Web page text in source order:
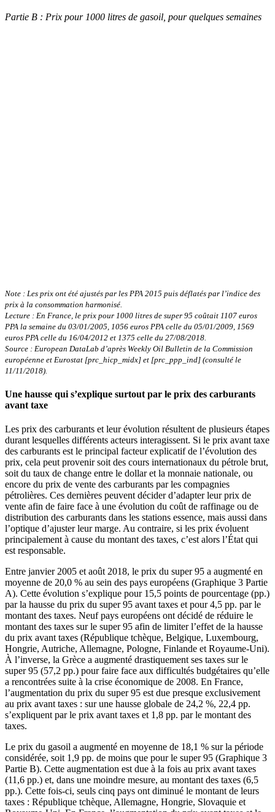
Partie B : Prix pour 1000 litres de gasoil, pour quelques semaines
Note : Les prix ont été ajustés par les PPA 2015 puis déflatés par l’indice des
prix à la consommation harmonisé.
Lecture : En France, le prix pour 1000 litres de super 95 coûtait 1107 euros
PPA la semaine du 03/01/2005, 1056 euros PPA celle du 05/01/2009, 1569
euros PPA celle du 16/04/2012 et 1375 celle du 27/08/2018.
Source : European DataLab d’après Weekly Oil Bulletin de la Commission
européenne et Eurostat [prc_hicp_midx] et [prc_ppp_ind] (consulté le
11/11/2018).
Une hausse qui s’explique surtout par le prix des carburants
avant taxe
Les prix des carburants et leur évolution résultent de plusieurs étapes
durant lesquelles différents acteurs interagissent. Si le prix avant taxe
des carburants est le principal facteur explicatif de l’évolution des
prix, cela peut provenir soit des cours internationaux du pétrole brut,
soit du taux de change entre le dollar et la monnaie nationale, ou
encore du prix de vente des carburants par les compagnies
pétrolières. Ces dernières peuvent décider d’adapter leur prix de
vente afin de faire face à une évolution du coût de raffinage ou de
distribution des carburants dans les stations essence, mais aussi dans
l’optique d’ajuster leur marge. Au contraire, si les prix évoluent
principalement à cause du montant des taxes, c’est alors l’État qui
est responsable.
Entre janvier 2005 et août 2018, le prix du super 95 a augmenté en
moyenne de 20,0 % au sein des pays européens (Graphique 3 Partie
A). Cette évolution s’explique pour 15,5 points de pourcentage (pp.)
par la hausse du prix du super 95 avant taxes et pour 4,5 pp. par le
montant des taxes. Neuf pays européens ont décidé de réduire le
montant des taxes sur le super 95 afin de limiter l’effet de la hausse
du prix avant taxes (République tchèque, Belgique, Luxembourg,
Hongrie, Autriche, Allemagne, Pologne, Finlande et Royaume-Uni).
À l’inverse, la Grèce a augmenté drastiquement ses taxes sur le
super 95 (57,2 pp.) pour faire face aux difficultés budgétaires qu’elle
a rencontrées suite à la crise économique de 2008. En France,
l’augmentation du prix du super 95 est due presque exclusivement
au prix avant taxes : sur une hausse globale de 24,2 %, 22,4 pp.
s’expliquent par le prix avant taxes et 1,8 pp. par le montant des
taxes.
Le prix du gasoil a augmenté en moyenne de 18,1 % sur la période
considérée, soit 1,9 pp. de moins que pour le super 95 (Graphique 3
Partie B). Cette augmentation est due à la fois au prix avant taxes
(11,6 pp.) et, dans une moindre mesure, au montant des taxes (6,5
pp.). Cette fois-ci, seuls cinq pays ont diminué le montant de leurs
taxes : République tchèque, Allemagne, Hongrie, Slovaquie et